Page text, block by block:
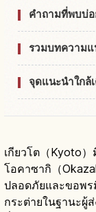
คำถามที่พบบ่
รวมบทความแ
จุดแนะนำใกล้
เกียวโต（Kyoto
โอคาซากิ（
ปลอดภัยและขอพร
กระต่ายในฐานะผู้ส่